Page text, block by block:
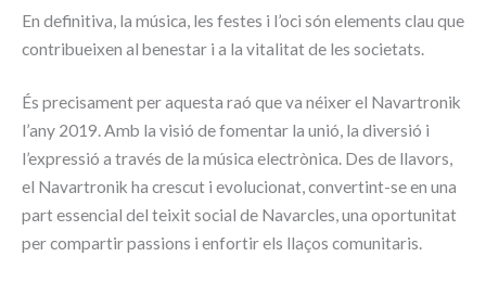
En definitiva, la música, les festes i l’oci són elements clau que
contribueixen al benestar i a la vitalitat de les societats.
És precisament per aquesta raó que va néixer el Navartronik
l’any 2019. Amb la visió de fomentar la unió, la diversió i
l’expressió a través de la música electrònica. Des de llavors,
el Navartronik ha crescut i evolucionat, convertint-se en una
part essencial del teixit social de Navarcles, una oportunitat
per compartir passions i enfortir els llaços comunitaris.